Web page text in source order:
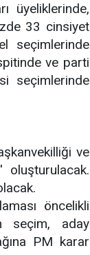
üyeliklerinde,
33 cinsiyet
seçimlerinde
ve parti
seçimlerinde
ve
oluşturulacak.
öncelikli
seçim, aday
PM karar